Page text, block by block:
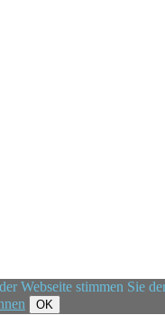
Webseite stimmen Sie
OK